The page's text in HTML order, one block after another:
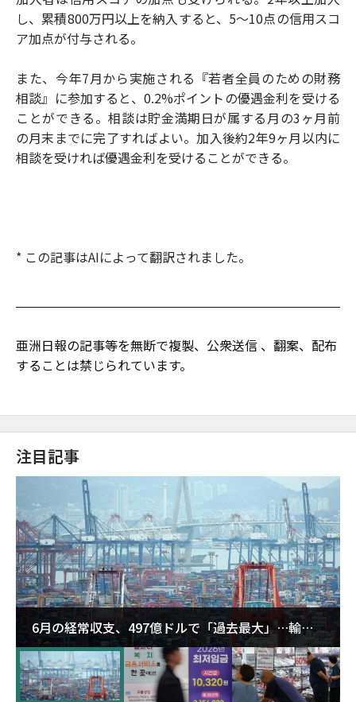
し、累積800万円以上を納入すると、5〜10点の信用スコ
ア加点が付与される。
また、今年7月から実施される『若者全員のための財務
相談』に参加すると、0.2%ポイントの優遇金利を受ける
ことができる。相談は貯金満期日が属する月の3ヶ月前
の月末までに完了すればよい。加入後約2年9ヶ月以内に
相談を受ければ優遇金利を受けることができる。
* この記事はAIによって翻訳されました。
亜洲日報の記事等を無断で複製、公衆送信 、翻案、配布
することは禁じられています。
注目記事
6月の経常収支、497億ドルで「過去最大」…輸出
が初の1000億ドル突破